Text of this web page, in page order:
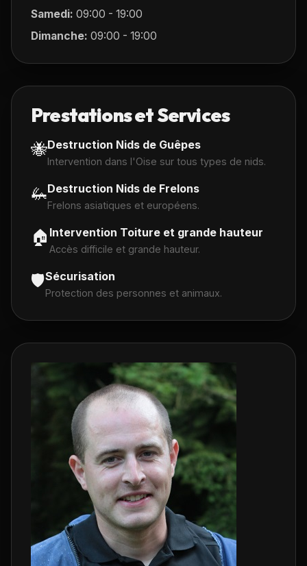
Samedi: 09:00 - 19:00
Dimanche: 09:00 - 19:00
Prestations et Services
🐝Destruction Nids de Guêpes
Intervention dans l'Oise sur tous types de nids.
🦗Destruction Nids de Frelons
Frelons asiatiques et européens.
🏠 Intervention Toiture et grande hauteur
Accès difficile et grande hauteur.
🛡️Sécurisation
Protection des personnes et animaux.